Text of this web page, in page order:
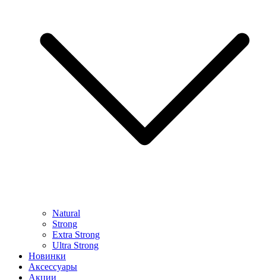
Natural
Strong
Extra Strong
Ultra Strong
Новинки
Аксессуары
Акции